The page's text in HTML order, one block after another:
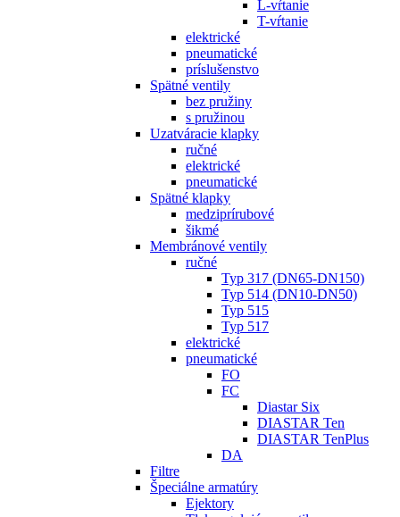
L-vŕtanie
T-vŕtanie
elektrické
pneumatické
príslušenstvo
Spätné ventily
bez pružiny
s pružinou
Uzatváracie klapky
ručné
elektrické
pneumatické
Spätné klapky
medziprírubové
šikmé
Membránové ventily
ručné
Typ 317 (DN65-DN150)
Typ 514 (DN10-DN50)
Typ 515
Typ 517
elektrické
pneumatické
FO
FC
Diastar Six
DIASTAR Ten
DIASTAR TenPlus
DA
Filtre
Špeciálne armatúry
Ejektory